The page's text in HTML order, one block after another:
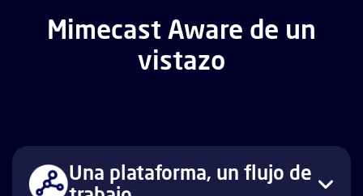
Mimecast Aware de un
vistazo
Una plataforma, un flujo de